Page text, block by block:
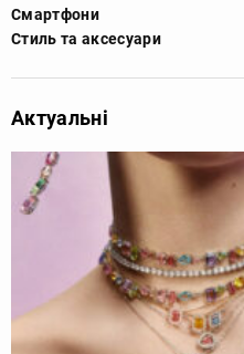
Смартфони
Стиль та аксесуари
Актуальні